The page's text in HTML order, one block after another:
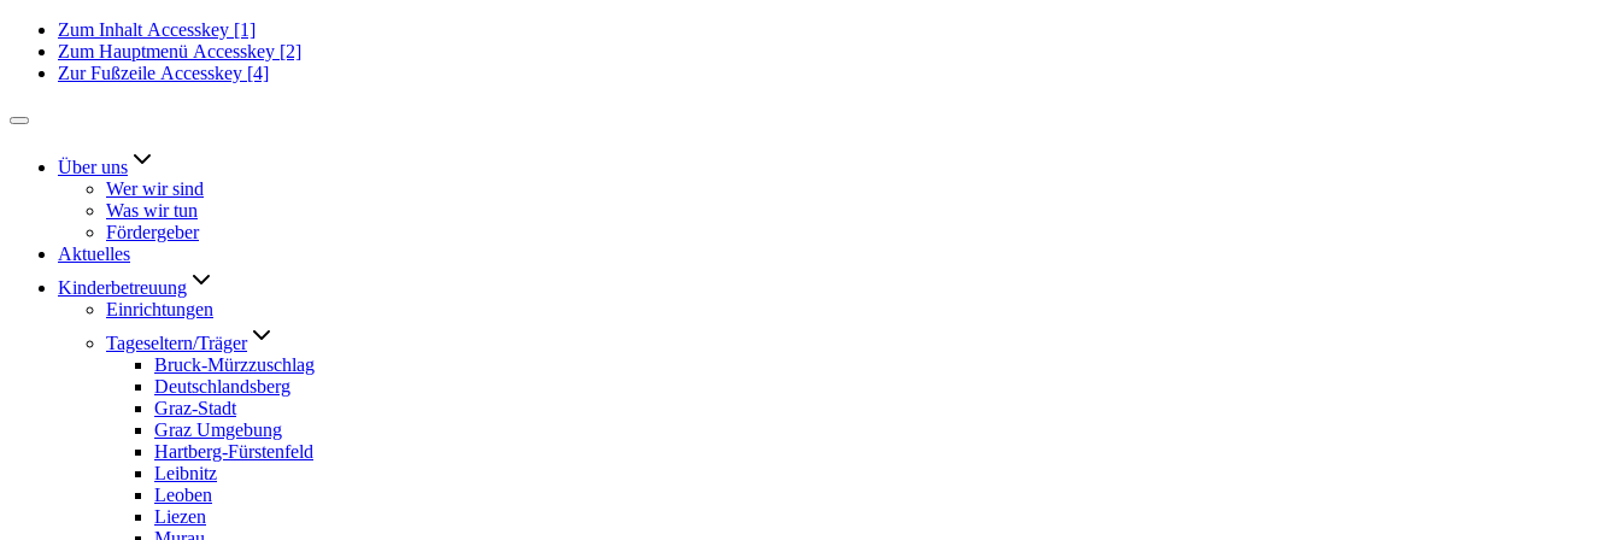
Zum Inhalt Accesskey [1]
Zum Hauptmenü Accesskey [2]
Zur Fußzeile Accesskey [4]
Über uns
Wer wir sind
Was wir tun
Fördergeber
Aktuelles
Kinderbetreuung
Einrichtungen
Tageseltern/Träger
Bruck-Mürzzuschlag
Deutschlandsberg
Graz-Stadt
Graz Umgebung
Hartberg-Fürstenfeld
Leibnitz
Leoben
Liezen